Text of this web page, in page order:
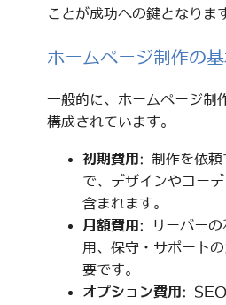
ことが成功への鍵となりま
ホームページ制作の
一般的に、ホームページ制
構成されています。
初期費用: 制作を依頼
で、デザインやコー
含まれます。
月額費用: サーバーの
用、保守・サポート
要です。
オプション費用: SEO